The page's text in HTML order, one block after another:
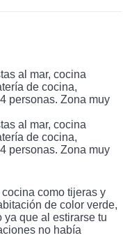
al mar, cocina
de cocina,
personas. Zona muy
al mar, cocina
de cocina,
personas. Zona muy
como tijeras y
de color verde,
que al estirarse tu
no había